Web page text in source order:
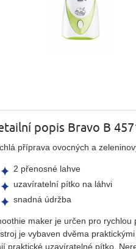
popis Bravo B
příprava ovocných a
2 přenosné lahve
uzavíratelní pítko na láhvi
snadná údržba
maker je určen pro
je vybaven dvěma
praktické uzavíratelné pítko.